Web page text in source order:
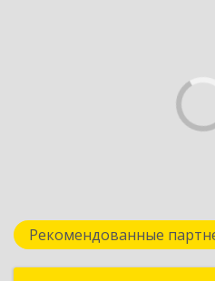
Рекомендованные